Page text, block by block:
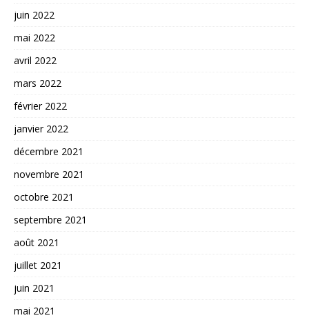
juin 2022
mai 2022
avril 2022
mars 2022
février 2022
janvier 2022
décembre 2021
novembre 2021
octobre 2021
septembre 2021
août 2021
juillet 2021
juin 2021
mai 2021